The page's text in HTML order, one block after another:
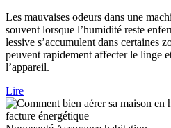
Les mauvaises odeurs dans une
souvent lorsque l’humidité reste
lessive s’accumulent dans certaines
peuvent rapidement affecter le linge
l’appareil.
Lire